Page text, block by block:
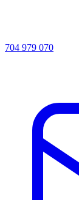
704 979 070